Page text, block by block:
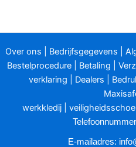
Over ons Bedrijfsgegevens
Bestelprocedure| Betaling
verklaring
Dealers
werkkledij
E-mailadres: